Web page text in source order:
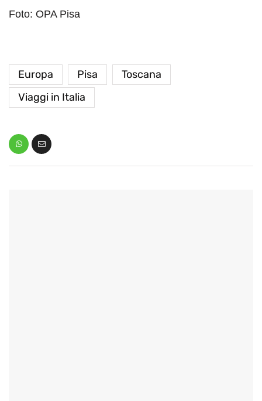
Foto: OPA Pisa
Europa Pisa
Toscana
Viaggi in Italia